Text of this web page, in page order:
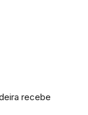
recebe